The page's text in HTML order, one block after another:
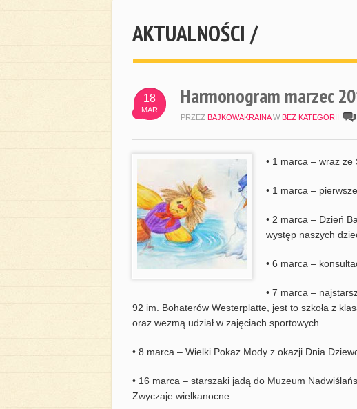
AKTUALNOŚCI /
18
MAR
Harmonogram marzec
PRZEZ BAJKOWAKRAINA W BEZ KATEGORII
• 1 marca – wraz ze
• 1 marca –
• 2 marca – Dzień
występ naszych
• 6 marca –
• 7 marca –
92 im. Bohaterów Westerplatte, jest to szkoła z
oraz wezmą udział w zajęciach sportowych.
• 8 marca – Wielki Pokaz Mody z okazji Dnia
• 16 marca – starszaki jadą do Muzeum
Zwyczaje wielkanocne.